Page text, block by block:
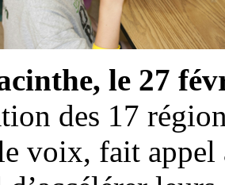
le 27
des 17
voix, fait